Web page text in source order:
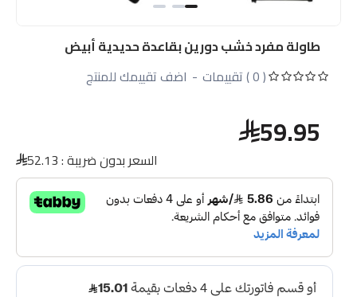
طاولة مفرد خشب دورين بقاعدة حديدية أبيض
( 0 ) تقييمات
- اضف تقييمك للمنتج
59.95
السعر بدون ضريبة :52.13